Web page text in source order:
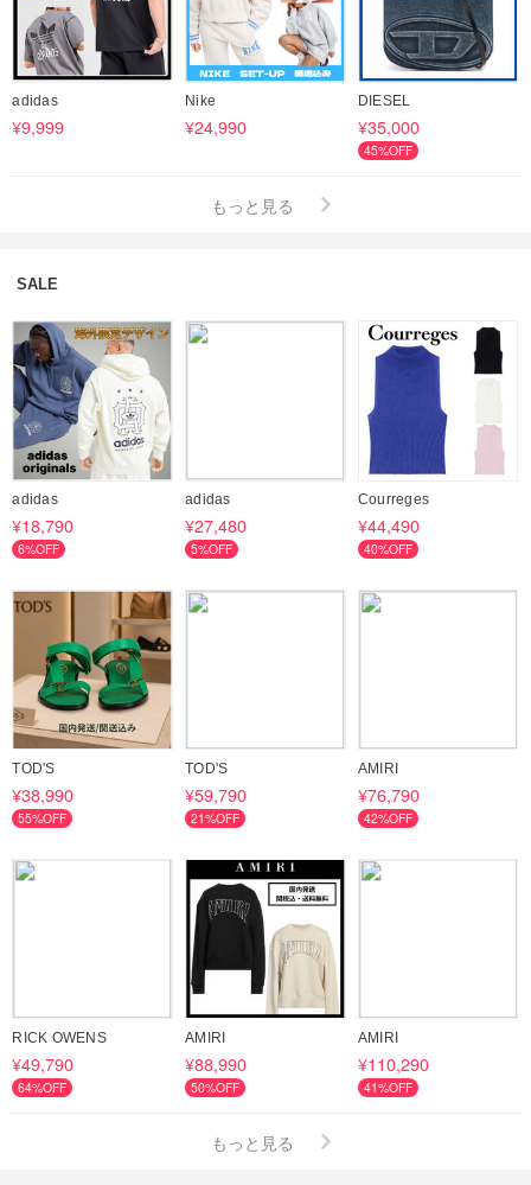
adidas
¥9,999
Nike
¥24,990
DIESEL
¥35,000
45%OFF
もっと見る
SALE
adidas
¥18,790
6%OFF
adidas
¥27,480
5%OFF
Courreges
¥44,490
40%OFF
TOD'S
¥38,990
55%OFF
TOD'S
¥59,790
21%OFF
AMIRI
¥76,790
42%OFF
RICK OWENS
¥49,790
64%OFF
AMIRI
¥88,990
50%OFF
AMIRI
¥110,290
41%OFF
もっと見る